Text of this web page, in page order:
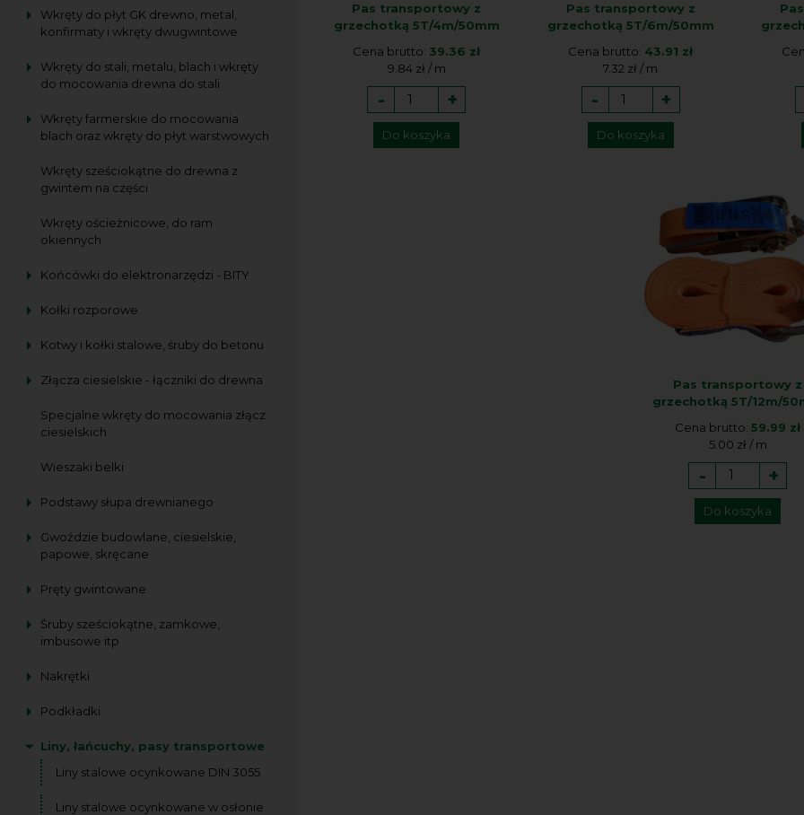
Wkręty do płyt GK drewno, metal,
konfirmaty i wkręty dwugwintowe
Wkręty do stali, metalu, blach i wkręty
do mocowania drewna do stali
Wkręty farmerskie do mocowania
blach oraz wkręty do płyt warstwowych
Wkręty sześciokątne do drewna z
gwintem na części
Wkręty ościeżnicowe, do ram
okiennych
Końcówki do elektronarzędzi - BITY
Kołki rozporowe
Kotwy i kołki stalowe, śruby do betonu
Złącza ciesielskie - łączniki do drewna
Specjalne wkręty do mocowania złącz
ciesielskich
Wieszaki belki
Podstawy słupa drewnianego
Gwoździe budowlane, ciesielskie,
papowe, skręcane
Pręty gwintowane
Śruby sześciokątne, zamkowe,
imbusowe itp
Nakrętki
Podkładki
Liny, łańcuchy, pasy transportowe
Liny stalowe ocynkowane DIN 3055
Liny stalowe ocynkowane w osłonie
Pas transportowy z
grzechotką 5T/4m/50mm
Cena brutto: 39.36 zł
9.84 zł / m
- +
Do koszyka
Pas transportowy z
grzechotką 5T/6m/50mm
Cena brutto: 43.91 zł
7.32 zł / m
- +
Do koszyka
Pas transportowy z
grzechotką 5T/12m/
Cena brutto: 59.99 zł
5.00 zł / m
- +
Do koszyka